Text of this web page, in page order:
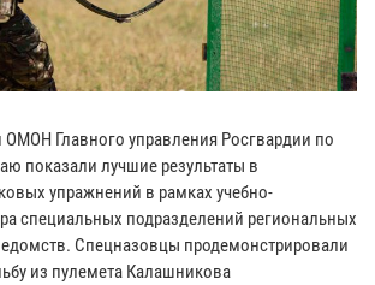
Главного управления Росгвардии по
показали лучшие результаты в
упражнений в рамках учебно-
специальных подразделений региональных
Спецназовцы продемонстрировали
из пулемета Калашникова